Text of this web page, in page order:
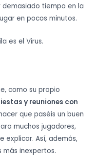
tiempo en la
en pocos minutos.
es el Virus.
como su propio
y reuniones con
que paséis un buen
muchos jugadores,
explicar. Así, además,
más inexpertos.